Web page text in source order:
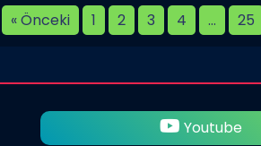
« Önceki 1 2 3 4 … 25
Youtube